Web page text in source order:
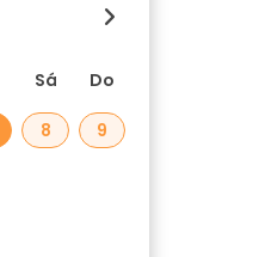
Sá Do
8 9